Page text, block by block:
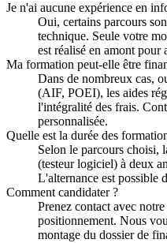
Je n'ai aucune expérience en
Oui, certains parcours
technique. Seule votre
est réalisé en amont pour
Ma formation peut-elle être
Dans de nombreux cas,
(AIF, POEI), les aides
l'intégralité des frais.
personnalisée.
Quelle est la durée des
Selon le parcours choisi,
(testeur logiciel) à deux
L'alternance est possible
Comment candidater ?
Prenez contact avec
positionnement. Nous
montage du dossier de